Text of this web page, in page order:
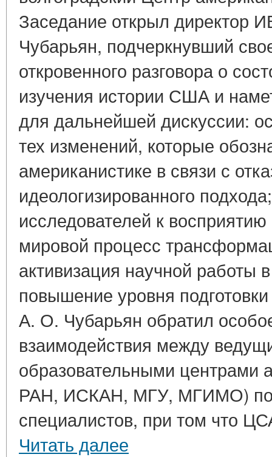
Заседание открыл директор
Чубарьян, подчеркнувший
откровенного разговора о
изучения истории США и
для дальнейшей дискуссии:
тех изменений, которые
американистике в связи с
идеологизированного
исследователей к
мировой процесс
активизация научной работы
повышение уровня
А. О. Чубарьян обратил
взаимодействия между
образовательными центрами
РАН, ИСКАН, МГУ, МГИМО) по
специалистов, при том что
Читать далее